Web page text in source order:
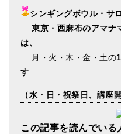
シンギングボウル・サ
東京・西麻布のアマナ
は、
月・火・木・金・土の
す
（水・日・祝祭日、講座
この記事を読んでい